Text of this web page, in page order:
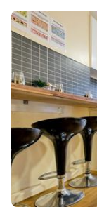
如果您在冷静期内
公寓门户账户中提交
如果找到合适的替代
（替代住户将按照他
合同中的价格）；
如果您与公寓方签订
静期）。
如果在您的合同开
替代住户的条款得
用），公寓方将解
然而，如果在您的
条关于替代住户的
除您的合同。这意
期。